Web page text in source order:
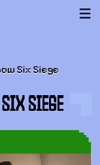
|||
Six Siege
SIEGE